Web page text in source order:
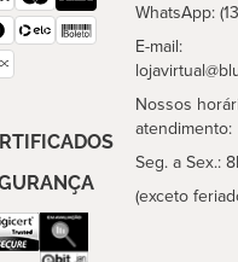
WhatsApp:
E-mail:
Nossos
atendimento:
Seg. a Sex.:
(exceto